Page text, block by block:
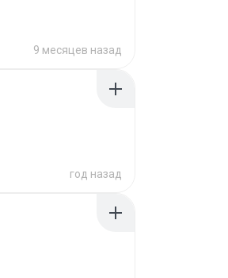
9 месяцев назад
год назад